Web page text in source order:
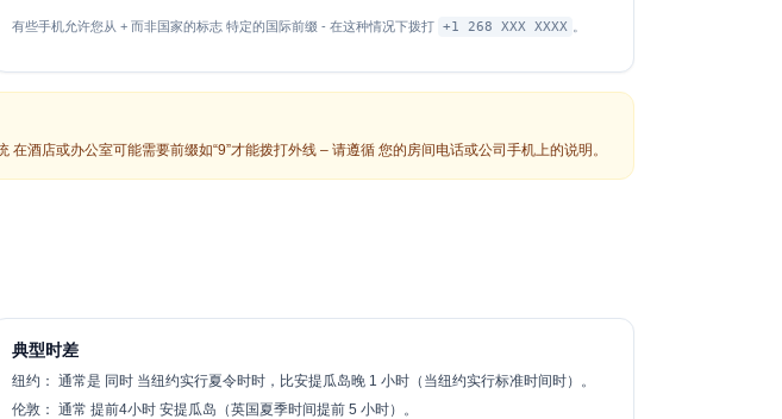
有些手机允许您从 + 而非国家的标志 特定的国际前缀 - 在这种情况下拨打 +1 268 XXX XXXX
在酒店或办公室可能需要前缀如“9”才能拨打外线 – 请遵循 您的房间电话或公司手机上的说明。
典型时差
纽约： 通常是 同时 当纽约实行夏令时时，比安提瓜岛晚 1 小时（当纽约实行标准时间时）。
伦敦： 通常 提前4小时 安提瓜岛（英国夏季时间提前 5 小时）。